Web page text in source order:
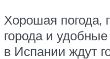
Хорошая погода,
города и
в Испании ждут